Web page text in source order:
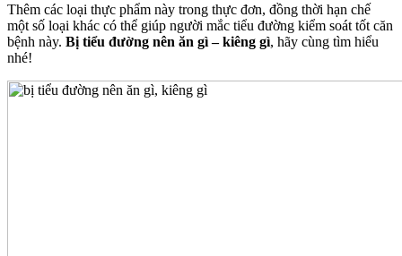
Thêm các loại thực phẩm này trong thực đơn, đồng thời hạn chế
một số loại khác có thể giúp người mắc tiểu đường kiểm soát tốt căn
bệnh này. Bị tiểu đường nên ăn gì – kiêng gì, hãy cùng tìm hiểu
nhé!